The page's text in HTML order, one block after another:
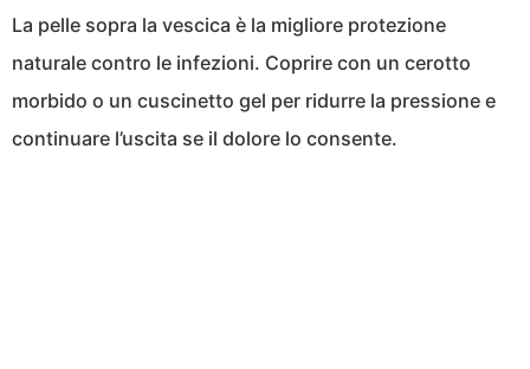
La pelle sopra la vescica è la migliore protezione
naturale contro le infezioni. Coprire con un cerotto
morbido o un cuscinetto gel per ridurre la pressione e
continuare l’uscita se il dolore lo consente.